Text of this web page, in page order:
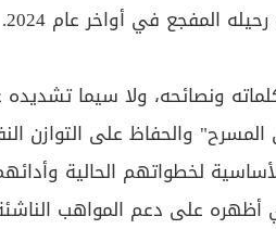
ونصائحه، ولا سيما
المسرح" والحفاظ على التوازن
لخطواتهم الحالية
أظهره على دعم المواهب